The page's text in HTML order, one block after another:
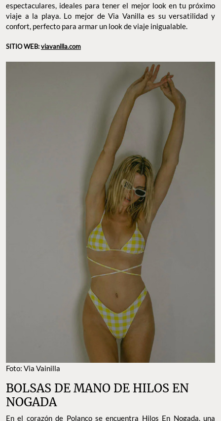
espectaculares, ideales para tener el mejor look en tu próximo
viaje a la playa. Lo mejor de Via Vanilla es su versatilidad y
confort, perfecto para armar un look de viaje inigualable.
SITIO WEB:viavanilla.com
Foto: Via Vainilla
BOLSAS DE MANO DE HILOS EN
NOGADA
En el corazón de Polanco se encuentra Hilos En Nogada, una